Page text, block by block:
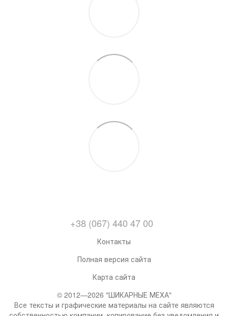
+38 (067) 440 47 00
Контакты
Полная версия сайта
Карта сайта
© 2012—2026 "ШИКАРНЫЕ МЕХА"
Все тексты и графические материалы на сайте являются